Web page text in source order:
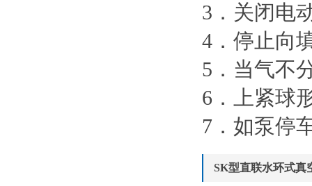
3．关闭电
4．停止向
5．当气不
6．上紧球
7．如泵停
SK型直联水环式真